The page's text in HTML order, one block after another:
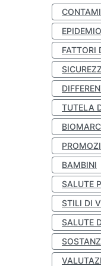
FATTORI
TUTELA
BAMBINI
SALUTE
STILI DI
SALUTE